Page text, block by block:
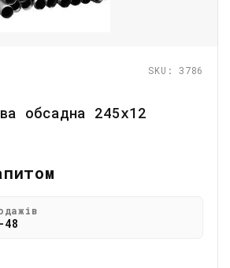
SKU: 3786
обсадна 245х12